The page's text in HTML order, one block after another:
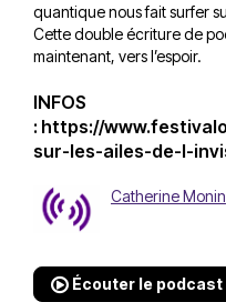
quantique nous fait surfer
Cette double écriture de
maintenant, vers l’espoir.
INFOS
: https://
sur-les-ailes-de-l-
Catherine Monin
Écouter le podcast